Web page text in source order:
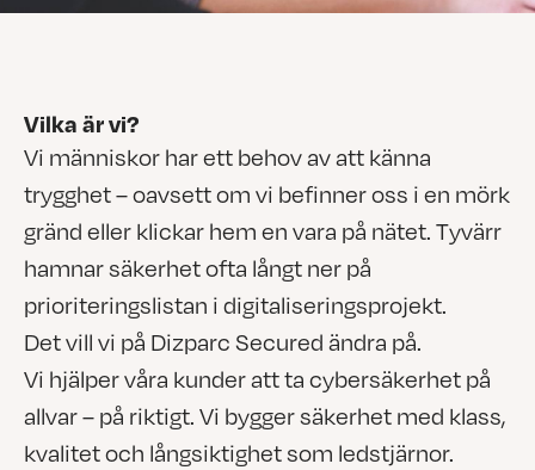
Vilka är vi?
Vi människor har ett behov av att känna
trygghet – oavsett om vi befinner oss i en mörk
gränd eller klickar hem en vara på nätet. Tyvärr
hamnar säkerhet ofta långt ner på
prioriteringslistan i digitaliseringsprojekt.
Det vill vi på Dizparc Secured ändra på.
Vi hjälper våra kunder att ta cybersäkerhet på
allvar – på riktigt. Vi bygger säkerhet med klass,
kvalitet och långsiktighet som ledstjärnor.